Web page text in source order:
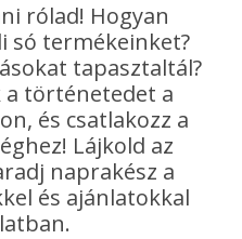
rólad! Hogyan
só termékeinket?
tapasztaltál?
a történetedet a
és csatlakozz a
Lájkold az
naprakész a
és ajánlatokkal